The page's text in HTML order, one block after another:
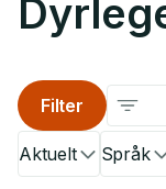
Aktuelt Språk
Filter